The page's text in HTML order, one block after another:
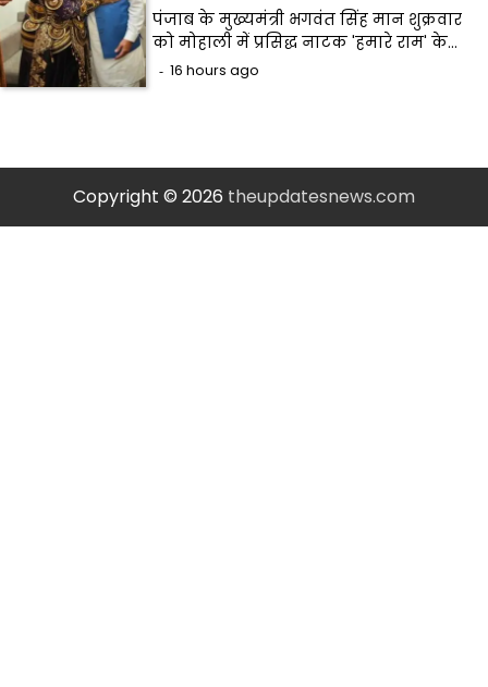
पंजाब के मुख्यमंत्री भगवंत सिंह मान शुक्रवार
को मोहाली में प्रसिद्ध नाटक 'हमारे राम' के…
16 hours ago
Copyright © 2026 theupdatesnews.com